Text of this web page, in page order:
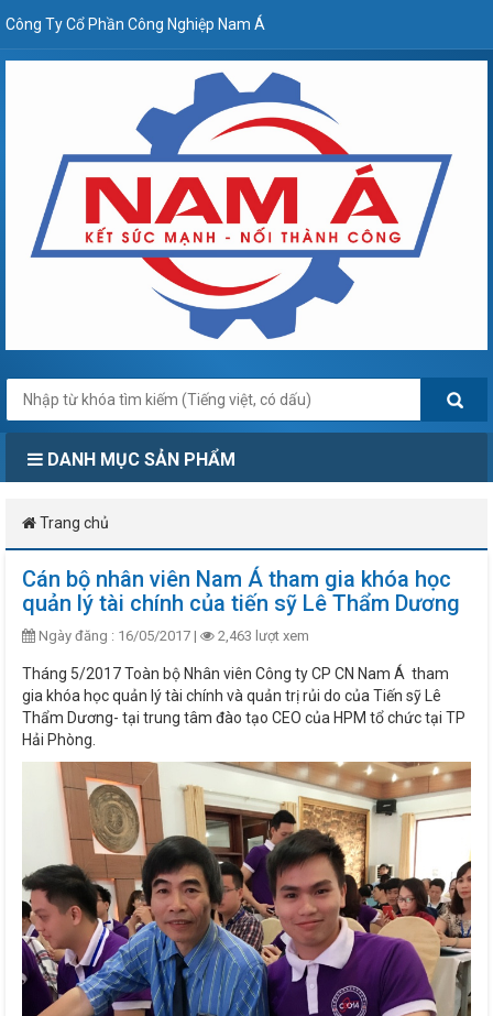
Công Ty Cổ Phần Công Nghiệp Nam Á
DANH MỤC SẢN PHẨM
Trang chủ
Cán bộ nhân viên Nam Á tham gia khóa học
quản lý tài chính của tiến sỹ Lê Thẩm Dương
Ngày đăng : 16/05/2017 | 2,463 lượt xem
Tháng 5/2017 Toàn bộ Nhân viên Công ty CP CN Nam Á tham
gia khóa học quản lý tài chính và quản trị rủi do của Tiến sỹ Lê
Thẩm Dương- tại trung tâm đào tạo CEO của HPM tổ chức tại TP
Hải Phòng.